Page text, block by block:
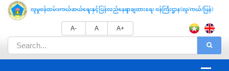
A- A A+